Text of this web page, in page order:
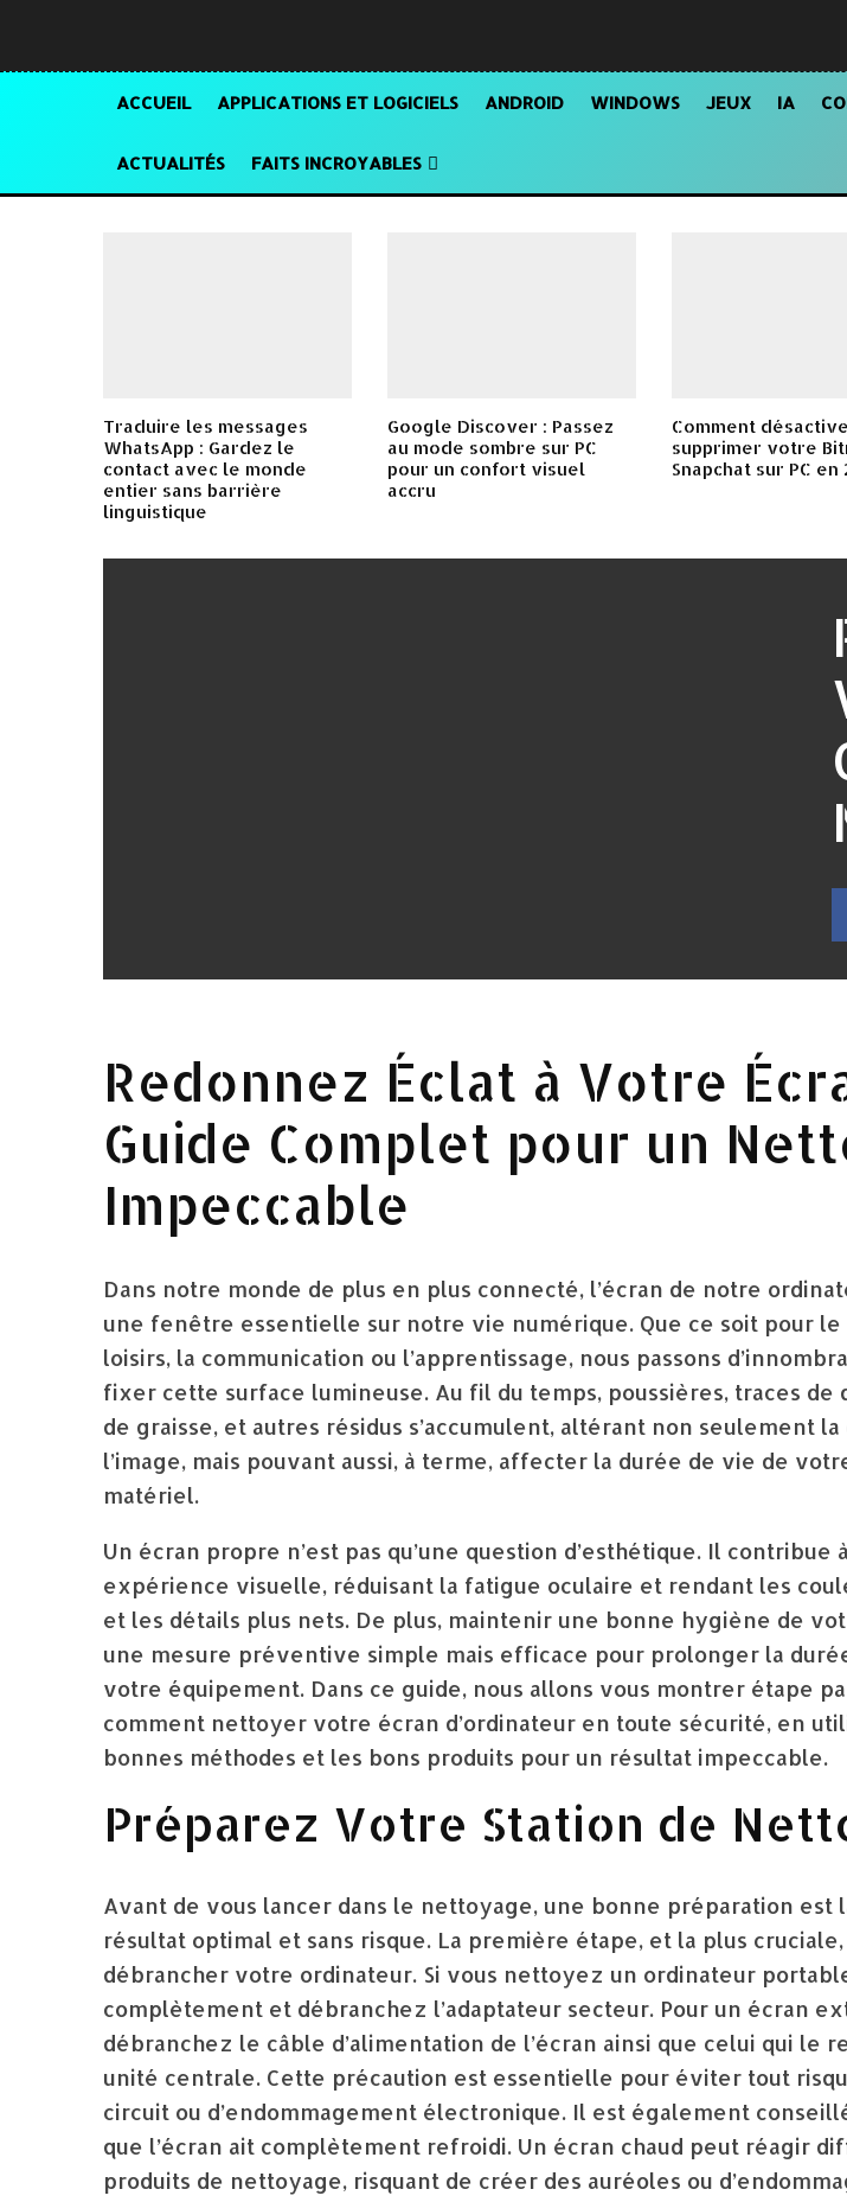
ACCUEIL APPLICATIONS ET LOGICIELS ANDROID WINDOWS JEUX IA
ACTUALITÉS FAITS INCROYABLES
Traduire les messages
WhatsApp : Gardez le
contact avec le monde
entier sans barrière
linguistique
Google Discover : Passez
au mode sombre sur PC
pour un confort visuel
accru
Comment
supprimer votre
Snapchat sur PC en
Redonnez Éclat à Votre
Guide Complet pour un
Impeccable
Dans notre monde de plus en plus connecté, l’écran de notre
une fenêtre essentielle sur notre vie numérique. Que ce soit pour le
loisirs, la communication ou l’apprentissage, nous passons
fixer cette surface lumineuse. Au fil du temps, poussières, traces de
de graisse, et autres résidus s’accumulent, altérant non seulement
l’image, mais pouvant aussi, à terme, affecter la durée de vie de
matériel.
Un écran propre n’est pas qu’une question d’esthétique. Il contribue
expérience visuelle, réduisant la fatigue oculaire et rendant les
et les détails plus nets. De plus, maintenir une bonne hygiène de
une mesure préventive simple mais efficace pour prolonger la
votre équipement. Dans ce guide, nous allons vous montrer étape
comment nettoyer votre écran d’ordinateur en toute sécurité, en
bonnes méthodes et les bons produits pour un résultat impeccable.
Préparez Votre Station de
Avant de vous lancer dans le nettoyage, une bonne préparation est
résultat optimal et sans risque. La première étape, et la plus
débrancher votre ordinateur. Si vous nettoyez un ordinateur
complètement et débranchez l’adaptateur secteur. Pour un écran
débranchez le câble d’alimentation de l’écran ainsi que celui qui le
unité centrale. Cette précaution est essentielle pour éviter tout
circuit ou d’endommagement électronique. Il est également
que l’écran ait complètement refroidi. Un écran chaud peut réagir
produits de nettoyage, risquant de créer des auréoles ou